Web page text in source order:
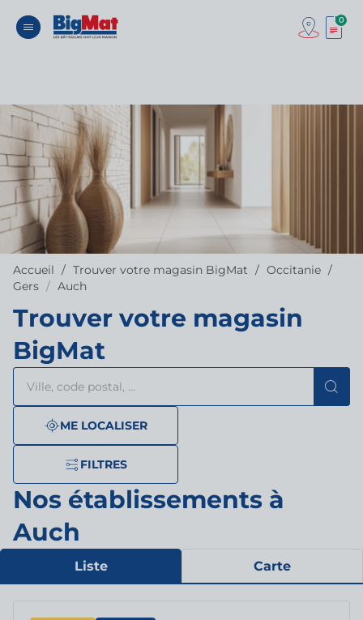
0
Accueil Trouver votre magasin BigMat
Occitanie
Gers
Auch
Trouver votre magasin
BigMat
Rechercher
Veuillez
renseigner
adresse
{{count}}
résultat(s)
ME LOCALISER
FILTRES
Nos établissements à
Auch
Liste Carte